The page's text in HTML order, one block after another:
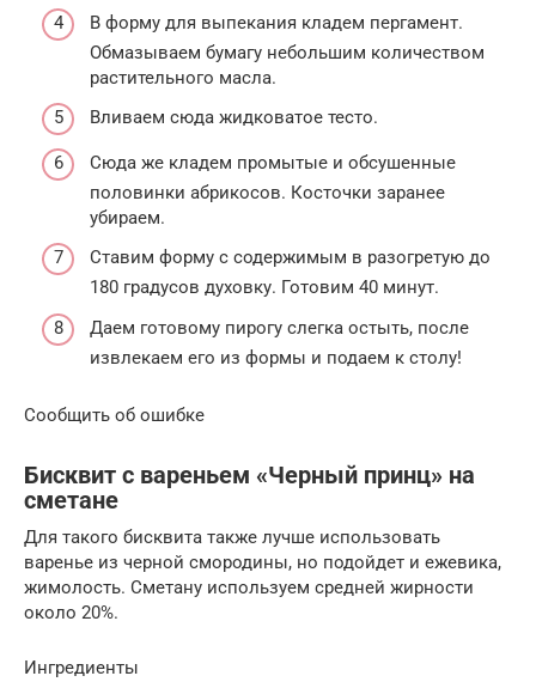
В форму для выпекания кладем пергамент.
Обмазываем бумагу небольшим количеством
растительного масла.
Вливаем сюда жидковатое тесто.
Сюда же кладем промытые и обсушенные
половинки абрикосов. Косточки заранее
убираем.
Ставим форму с содержимым в разогретую до
180 градусов духовку. Готовим 40 минут.
Даем готовому пирогу слегка остыть, после
извлекаем его из формы и подаем к столу!
Сообщить об ошибке
Бисквит с вареньем «Черный принц» на
сметане
Для такого бисквита также лучше использовать
варенье из черной смородины, но подойдет и ежевика,
жимолость. Сметану используем средней жирности
около 20%.
Ингредиенты